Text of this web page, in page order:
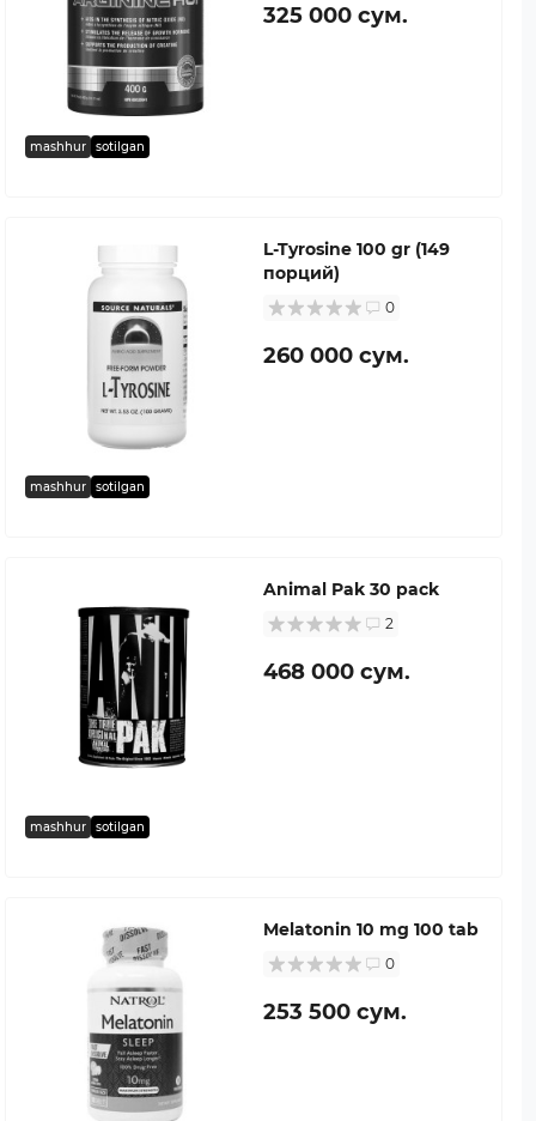
mashhur sotilgan
325 000 сум.
mashhur sotilgan
L-Tyrosine 100 gr (149
порций)
0
260 000 сум.
mashhur sotilgan
Animal Pak 30 pack
2
468 000 сум.
Melatonin 10 mg 100 tab
0
253 500 сум.